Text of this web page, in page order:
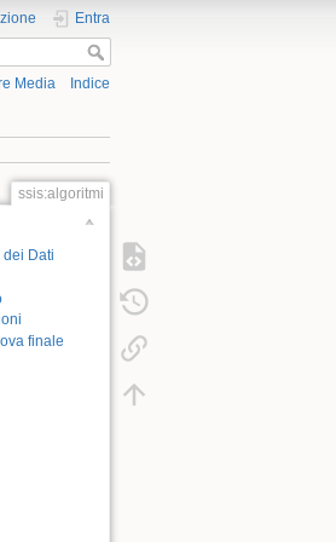
Entra
Media Indice
ssis:algoritmi
dei Dati
finale